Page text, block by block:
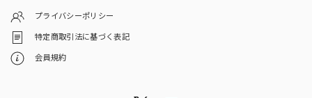
プライバシーポリシー
特定商取引法に基づく表記
会員規約